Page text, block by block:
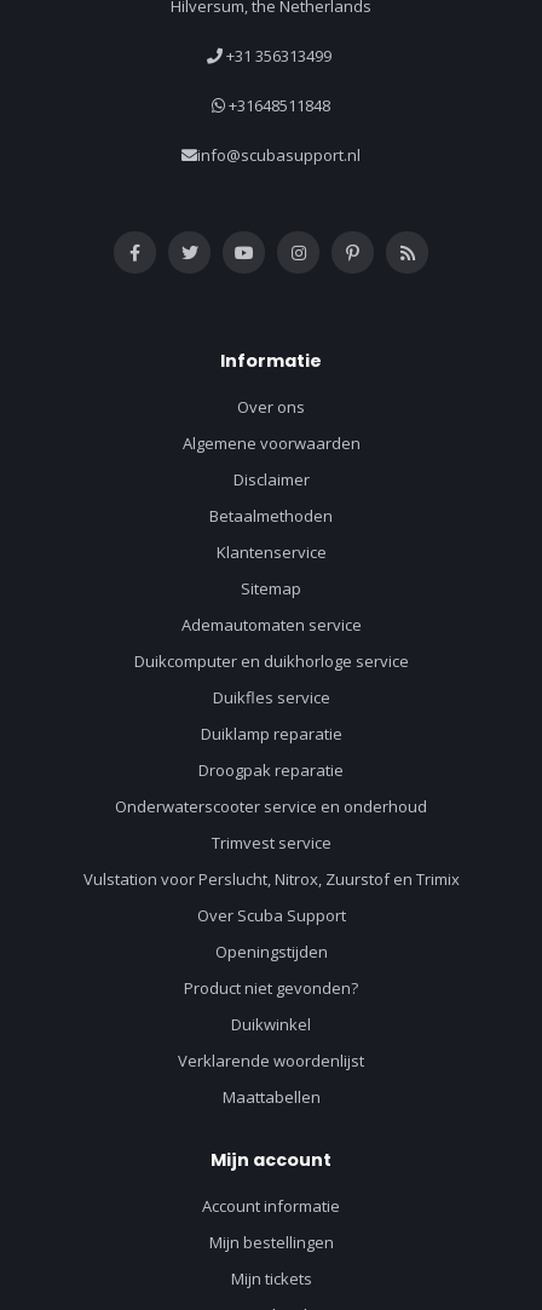
Hilversum, the Netherlands
+31 356313499
+31648511848
info@scubasupport.nl
Informatie
Over ons
Algemene voorwaarden
Disclaimer
Betaalmethoden
Klantenservice
Sitemap
Ademautomaten service
Duikcomputer en duikhorloge service
Duikfles service
Duiklamp reparatie
Droogpak reparatie
Onderwaterscooter service en onderhoud
Trimvest service
Vulstation voor Perslucht, Nitrox, Zuurstof en Trimix
Over Scuba Support
Openingstijden
Product niet gevonden?
Duikwinkel
Verklarende woordenlijst
Maattabellen
Mijn account
Account informatie
Mijn bestellingen
Mijn tickets